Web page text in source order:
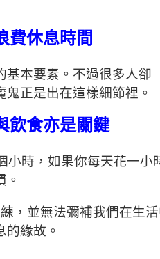
休息時間
基本要素。不過很多人卻
鬼正是出在這樣細節裡。
食亦是關鍵
小時，如果你每天花一小
。
，並無法彌補我們在生
的緣故。